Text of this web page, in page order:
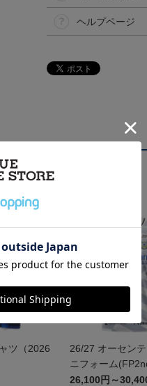
ヘルプページ
ツ（2026
26/27 オーセン
ニフォーム
26,100円～